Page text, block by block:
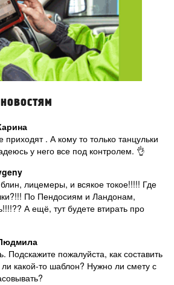
. А кому то только танцульки
у него все под контролем. 👌
лицемеры, и всякое токое!!!!! Где
По Пендосиям и Ландонам,
А ещё, тут будете втирать про
Подскажите пожалуйста, как составить
ли какой-то шаблон? Нужно ли смету с